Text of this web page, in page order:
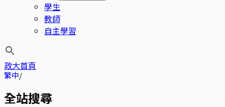
學生
教師
自主學習
政大首頁
繁中
全站搜尋